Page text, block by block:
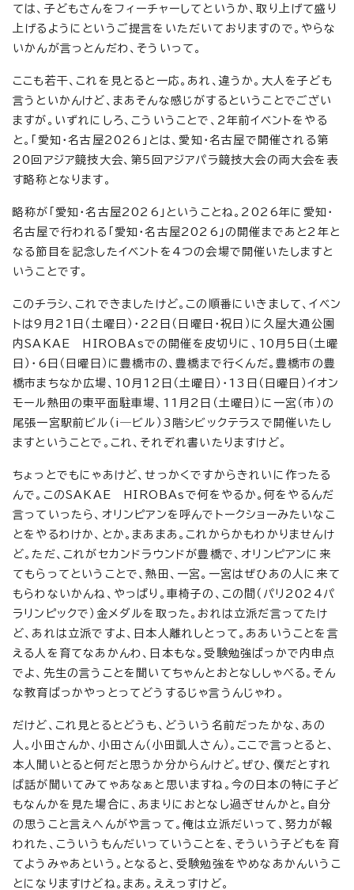
ては、子どもさんをフィーチャーしてというか、取り上げて盛り
上げるようにというご提言をいただいておりますので。やらな
いかんが言っとんだわ、そういって。
ここも若干、これを見とると一応。あれ、違うか。大人を子ども
言うといかんけど、まあそんな感じがするということでござい
ますが。いずれにしろ、こういうことで、2年前イベントをやる
と。「愛知・名古屋2026」とは、愛知・名古屋で開催される第
20回アジア競技大会、第5回アジアパラ競技大会の両大会を表
す略称となります。
略称が「愛知・名古屋2026」ということね。2026年に愛知・
名古屋で行われる「愛知・名古屋2026」の開催まであと2年と
なる節目を記念したイベントを4つの会場で開催いたしますと
いうことです。
このチラシ、これできましたけど。この順番にいきまして、イベン
トは9月21日（土曜日）・22日（日曜日・祝日）に久屋大通公園
内SAKAE HIROBAsでの開催を皮切りに、10月5日（土曜
日）・6日（日曜日）に豊橋市の、豊橋まで行くんだ。豊橋市の豊
橋市まちなか広場、10月12日（土曜日）・13日（日曜日）イオン
モール熱田の東平面駐車場、11月2日（土曜日）に一宮（市）の
尾張一宮駅前ビル（i―ビル）3階シビックテラスで開催いたし
ますということで。これ、それぞれ書いたりますけど。
ちょっとでもにゃあけど、せっかくですからきれいに作ったる
んで。このSAKAE HIROBAsで何をやるか。何をやるんだ
言っていったら、オリンピアンを呼んでトークショーみたいなこ
とをやるわけか、とか。まあまあ。これからかもわかりませんけ
ど。ただ、これがセカンドラウンドが豊橋で、オリンピアンに来
てもらってということで、熱田、一宮。一宮はぜひあの人に来て
もらわないかんね、やっぱり。車椅子の、この間（パリ2024パ
ラリンピックで）金メダルを取った。おれは立派だ言ってたけ
ど、あれは立派ですよ、日本人離れしとって。ああいうことを言
える人を育てなあかんわ、日本もな。受験勉強ばっかで内申点
でよ、先生の言うことを聞いてちゃんとおとなししゃべる。そん
な教育ばっかやっとってどうするじゃ言うんじゃわ。
だけど、これ見とるとどうも、どういう名前だったかな、あの
人。小田さんか、小田さん（小田凱人さん）。ここで言っとると、
本人聞いとると何だと思うか分からんけど。ぜひ、僕だとすれ
ば話が聞いてみてゃあなぁと思いますね。今の日本の特に子ど
もなんかを見た場合に、あまりにおとなし過ぎせんかと。自分
の思うこと言えへんがや言って。俺は立派だいって、努力が報
われた、こういうもんだいっていうことを、そういう子どもを育
てようみゃあという。となると、受験勉強をやめなあかんいうこ
とになりますけどね。まあ。ええっすけど。